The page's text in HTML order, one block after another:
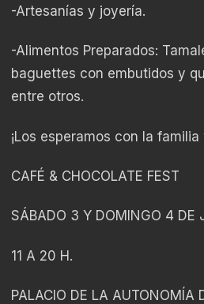
-Artesanías y joyería.
-Alimentos Preparados:
baguettes con embutidos y
entre otros.
¡Los esperamos con la
CAFÉ & CHOCOLATE FEST
SÁBADO 3 Y DOMINGO 4 DE
11 A 20 H.
PALACIO DE LA AUTONOMÍA